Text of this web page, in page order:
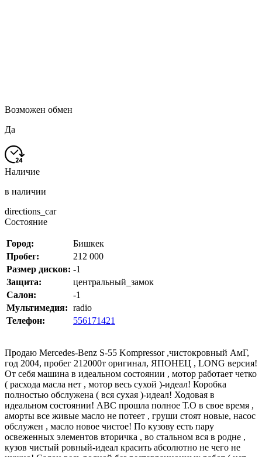
Возможен обмен
Да
Наличие
в наличии
directions_car
Состояние
Город:
Бишкек
Пробег:
212 000
Размер дисков: -1
Защита:
центральный_замок
Салон:
-1
Мультимедия: radio
Телефон:
556171421
Продаю Mercedes-Benz S-55 Kompressor ,чистокровный АмГ,
год 2004, пробег 212000т оригинал, ЯПОНЕЦ , LONG версия!
От себя машина в идеальном состоянии , мотор работает четко
( расхода масла нет , мотор весь сухой )-идеал! Коробка
полностью обслужена ( вся сухая )-идеал! Ходовая в
идеальном состоянии! ABC прошла полное Т.О в свое время ,
аморты все живые масло не потеет , груши стоят новые, насос
обслужен , масло новое чистое! По кузову есть пару
освеженных элементов вторичка , во стальном вся в родне ,
кузов чистый ровный-идеал красить абсолютно не чего не